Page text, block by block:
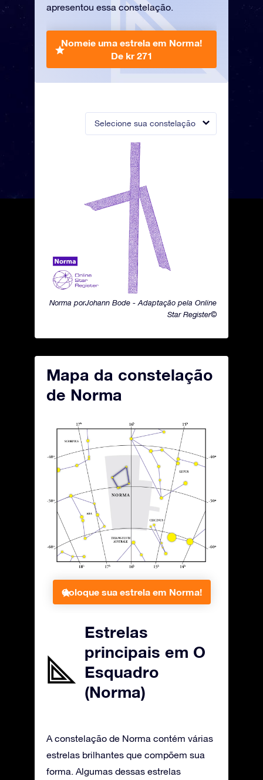
Selecione sua constelação
Norma porJohann Bode - Adaptação pela Online
Star Register©
apresentou essa constelação.
Nomeie uma estrela em Norma!
De kr 271
Mapa da constelação
de Norma
Coloque sua estrela em Norma!
Estrelas
principais em O
Esquadro
(Norma)
A constelação de Norma contém várias
estrelas brilhantes que compõem sua
forma. Algumas dessas estrelas